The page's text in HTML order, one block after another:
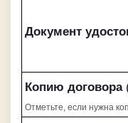
Документ
Копию договора
Отметьте, если нужна